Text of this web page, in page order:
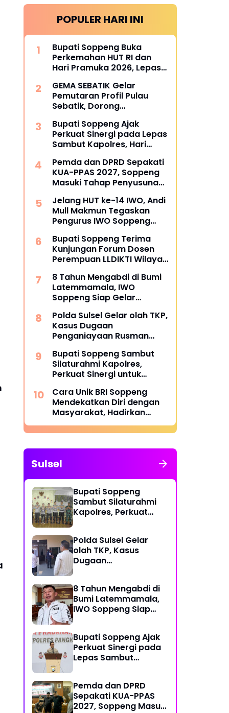
POPULER HARI INI
Bupati Soppeng Buka
Perkemahan HUT RI dan
Hari Pramuka 2026, Lepas
Nasional XII
GEMA SEBATIK Gelar
Pemutaran Profil Pulau
Sebatik, Dorong
Menuju Sebatik Berdaya
Bupati Soppeng Ajak
Perkuat Sinergi pada Lepas
Sambut Kapolres, Hari
Warga 24 Jam
Pemda dan DPRD Sepakati
KUA-PPAS 2027, Soppeng
Masuki Tahap Penyusunan
Jelang HUT ke-14 IWO, Andi
Mull Makmun Tegaskan
Pengurus IWO Soppeng
Komando
Bupati Soppeng Terima
Kunjungan Forum Dosen
Perempuan LLDIKTI Wilayah
8 Tahun Mengabdi di Bumi
Latemmamala, IWO
Soppeng Siap Gelar
Agustus
Polda Sulsel Gelar olah TKP,
Kasus Dugaan
Penganiayaan Rusman
Lanjut
Bupati Soppeng Sambut
Silaturahmi Kapolres,
Perkuat Sinergi untuk
Kamtibmas.
Cara Unik BRI Soppeng
Mendekatkan Diri dengan
Masyarakat, Hadirkan
BRISIK Setiap Malam
Minggu
Sulsel
Bupati Soppeng
Sambut Silaturahmi
Kapolres, Perkuat
dan Kamtibmas.
Polda Sulsel Gelar
olah TKP, Kasus
Dugaan
Farid Dipastikan
Lanjut
8 Tahun Mengabdi di
Bumi Latemmamala,
IWO Soppeng Siap
Bupati Soppeng Ajak
Perkuat Sinergi pada
Lepas Sambut
Warga 24 Jam
Pemda dan DPRD
Sepakati KUA-PPAS
2027, Soppeng Masuki